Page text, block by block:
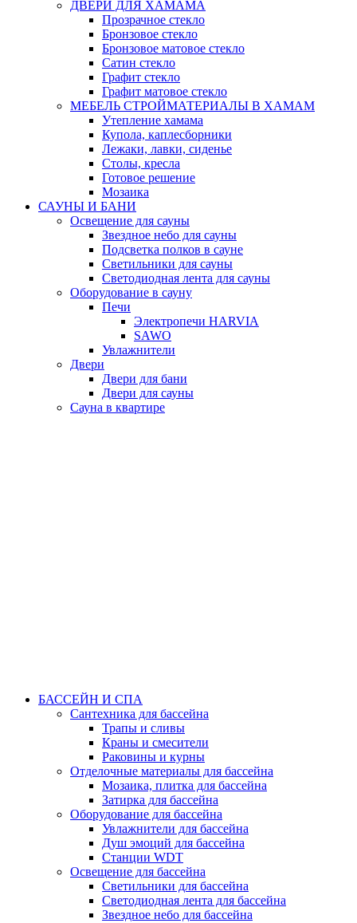
ДВЕРИ ДЛЯ ХАМАМА
Прозрачное стекло
Бронзовое стекло
Бронзовое матовое стекло
Сатин стекло
Графит стекло
Графит матовое стекло
МЕБЕЛЬ СТРОЙМАТЕРИАЛЫ В ХАМАМ
Утепление хамама
Купола, каплесборники
Лежаки, лавки, сиденье
Столы, кресла
Готовое решение
Мозаика
САУНЫ И БАНИ
Освещение для сауны
Звездное небо для сауны
Подсветка полков в сауне
Светильники для сауны
Светодиодная лента для сауны
Оборудование в сауну
Печи
Электропечи HARVIA
SAWO
Увлажнители
Двери
Двери для бани
Двери для сауны
Сауна в квартире
БАССЕЙН И СПА
Сантехника для бассейна
Трапы и сливы
Краны и смесители
Раковины и курны
Отделочные материалы для бассейна
Мозаика, плитка для бассейна
Затирка для бассейна
Оборудование для бассейна
Увлажнители для бассейна
Душ эмоций для бассейна
Станции WDT
Освещение для бассейна
Светильники для бассейна
Светодиодная лента для бассейна
Звездное небо для бассейна